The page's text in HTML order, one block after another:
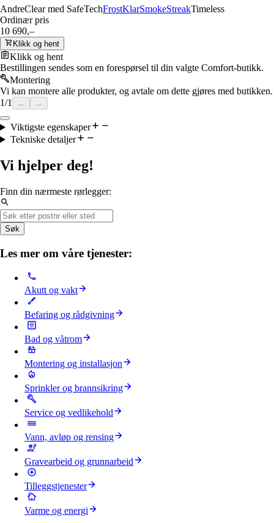
AndreClear med SafeTechFrostKlarSmokeStreakTimeless
Ordinær pris
10 690,–
Klikk og hent
Klikk og hent
Bestillingen sendes som en forespørsel til din valgte Comfort-butikk.
Montering
Vi kan montere alle produkter, og avtale om dette gjøres med butikken.
1/1 ← →
Viktigste egenskaper
Tekniske detaljer
Vi hjelper deg!
Finn din nærmeste rørlegger:
Søk
Les mer om våre tjenester:
Akutt og vakt
Befaring og rådgivning
Bad og våtrom
Montering og installasjon
Sprinkler og brannsikring
Service og vedlikehold
Vann, avløp og rensing
Gravearbeid og grunnarbeid
Tilleggstjenester
Varme og energi